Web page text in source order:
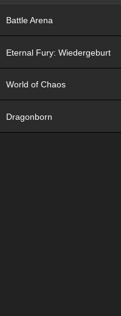
Battle Arena
Eternal Fury: Wiedergeburt
World of Chaos
Dragonborn